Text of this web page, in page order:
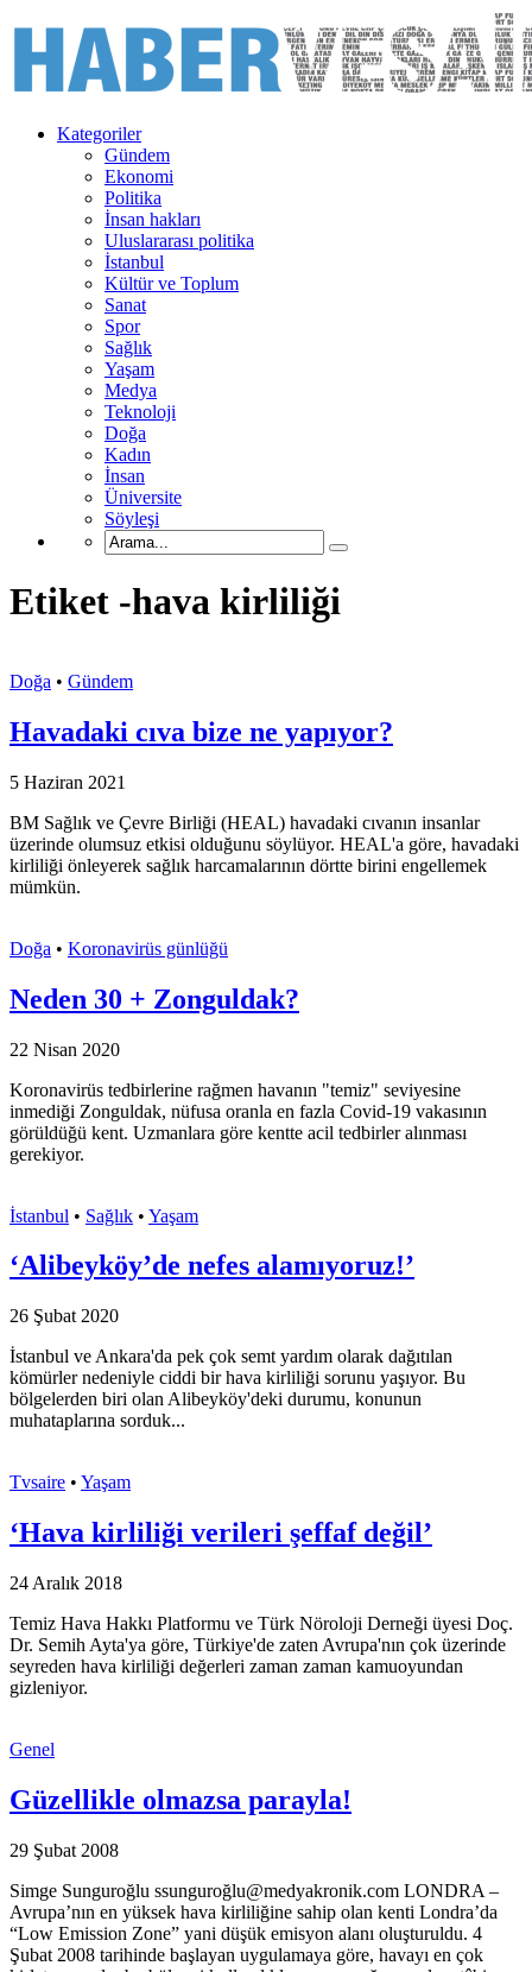
Kategoriler
Gündem
Ekonomi
Politika
İnsan hakları
Uluslararası politika
İstanbul
Kültür ve Toplum
Sanat
Spor
Sağlık
Yaşam
Medya
Teknoloji
Doğa
Kadın
İnsan
Üniversite
Söyleşi
Etiket -hava kirliliği
Doğa • Gündem
Havadaki cıva bize ne yapıyor?
5 Haziran 2021
BM Sağlık ve Çevre Birliği (HEAL) havadaki cıvanın insanlar
üzerinde olumsuz etkisi olduğunu söylüyor. HEAL'a göre, havadaki
kirliliği önleyerek sağlık harcamalarının dörtte birini engellemek
mümkün.
Doğa • Koronavirüs günlüğü
Neden 30 + Zonguldak?
22 Nisan 2020
Koronavirüs tedbirlerine rağmen havanın "temiz" seviyesine
inmediği Zonguldak, nüfusa oranla en fazla Covid-19 vakasının
görüldüğü kent. Uzmanlara göre kentte acil tedbirler alınması
gerekiyor.
İstanbul • Sağlık • Yaşam
‘Alibeyköy’de nefes alamıyoruz!’
26 Şubat 2020
İstanbul ve Ankara'da pek çok semt yardım olarak dağıtılan
kömürler nedeniyle ciddi bir hava kirliliği sorunu yaşıyor. Bu
bölgelerden biri olan Alibeyköy'deki durumu, konunun
muhataplarına sorduk...
Tvsaire • Yaşam
‘Hava kirliliği verileri şeffaf değil’
24 Aralık 2018
Temiz Hava Hakkı Platformu ve Türk Nöroloji Derneği üyesi Doç.
Dr. Semih Ayta'ya göre, Türkiye'de zaten Avrupa'nın çok üzerinde
seyreden hava kirliliği değerleri zaman zaman kamuoyundan
gizleniyor.
Genel
Güzellikle olmazsa parayla!
29 Şubat 2008
Simge Sunguroğlu ssunguroğlu@medyakronik.com LONDRA –
Avrupa’nın en yüksek hava kirliliğine sahip olan kenti Londra’da
“Low Emission Zone” yani düşük emisyon alanı oluşturuldu. 4
Şubat 2008 tarihinde başlayan uygulamaya göre, havayı en çok